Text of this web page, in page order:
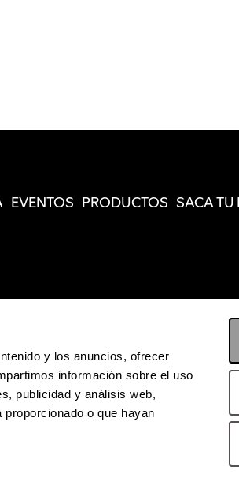
y los anuncios, ofrecer
información sobre el uso
publicidad y análisis web,
o que hayan
EVENTOS PRODUCTOS SACA TU